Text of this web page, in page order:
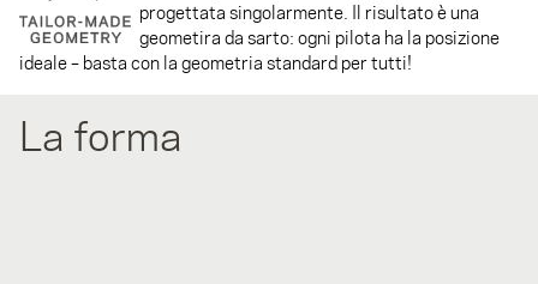
progettata singolarmente. Il risultato è una
geometira da sarto: ogni pilota ha la posizione
ideale – basta con la geometria standard per tutti!
La forma